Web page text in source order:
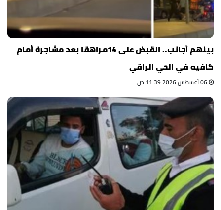
بينهم أجانب.. القبض على 14مراهقا بعد مشاجرة أمام
كافيه في الحي الراقي